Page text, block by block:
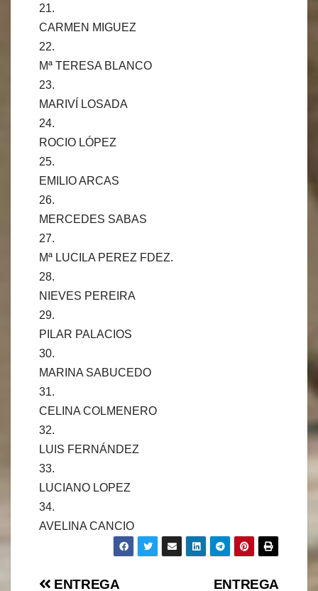
21.
CARMEN MIGUEZ
22.
Mª TERESA BLANCO
23.
MARIVÍ LOSADA
24.
ROCIO LÓPEZ
25.
EMILIO ARCAS
26.
MERCEDES SABAS
27.
Mª LUCILA PEREZ FDEZ.
28.
NIEVES PEREIRA
29.
PILAR PALACIOS
30.
MARINA SABUCEDO
31.
CELINA COLMENERO
32.
LUIS FERNÁNDEZ
33.
LUCIANO LOPEZ
34.
AVELINA CANCIO
ENTREGA
ENTREGA